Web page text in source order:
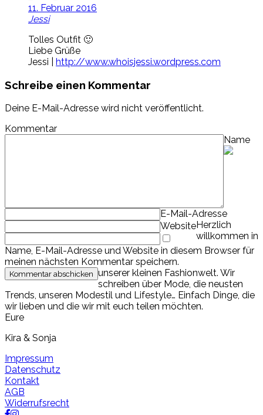
11. Februar 2016
Jessi
Tolles Outfit 🙂
Liebe Grüße
Jessi |
http://www.whoisjessi.wordpress.com
Schreibe einen Kommentar
Deine E-Mail-Adresse wird nicht veröffentlicht.
Kommentar
Name
E-Mail-Adresse
Website
Name, E-Mail-Adresse und Website in diesem Browser für
meinen nächsten Kommentar speichern.
Herzlich
willkommen in
unserer kleinen Fashionwelt. Wir
schreiben über Mode, die neusten
Trends, unseren Modestil und Lifestyle… Einfach Dinge, die
wir lieben und die wir mit euch teilen möchten.
Eure
Kira & Sonja
Impressum
Datenschutz
Kontakt
AGB
Widerrufsrecht